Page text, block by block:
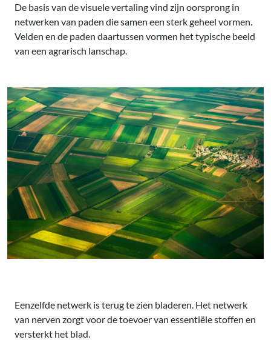
De basis van de visuele vertaling vind zijn oorsprong in
netwerken van paden die samen een sterk geheel vormen.
Velden en de paden daartussen vormen het typische beeld
van een agrarisch lanschap.
Eenzelfde netwerk is terug te zien bladeren. Het netwerk
van nerven zorgt voor de toevoer van essentiële stoffen en
versterkt het blad.